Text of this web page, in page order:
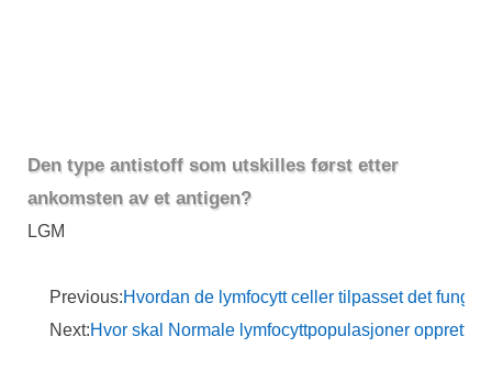
Den type antistoff som utskilles først etter
ankomsten av et antigen?
LGM
Previous:Hvordan de lymfocytt celler tilpasset det
Next:Hvor skal Normale lymfocyttpopulasjoner